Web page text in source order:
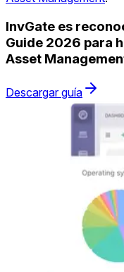
InvGate es
Guide 2026 para
Asset
Descargar guía